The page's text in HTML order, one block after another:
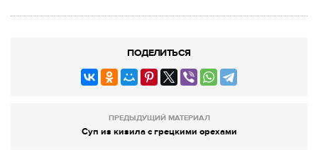
ПОДЕЛИТЬСЯ
ПРЕДЫДУЩИЙ МАТЕРИАЛ
Суп из кизила с грецкими орехами